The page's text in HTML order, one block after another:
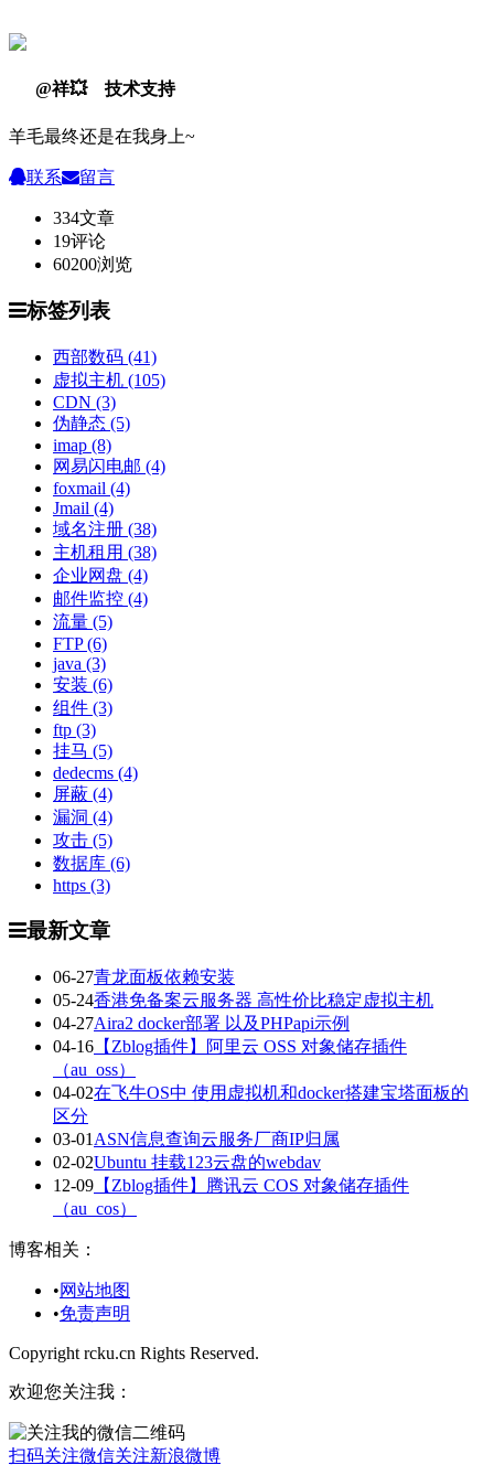
@祥💥 技术支持
羊毛最终还是在我身上~
联系 留言
334文章
19评论
60200浏览
标签列表
西部数码 (41)
虚拟主机 (105)
CDN (3)
伪静态 (5)
imap (8)
网易闪电邮 (4)
foxmail (4)
Jmail (4)
域名注册 (38)
主机租用 (38)
企业网盘 (4)
邮件监控 (4)
流量 (5)
FTP(6)
java (3)
安装 (6)
组件 (3)
ftp (3)
挂马 (5)
dedecms (4)
屏蔽 (4)
漏洞 (4)
攻击 (5)
数据库 (6)
https (3)
最新文章
06-27青龙面板依赖安装
05-24香港免备案云服务器 高性价比稳定虚拟主机
04-27Aira2 docker部署 以及PHPapi示例
04-16 【Zblog插件】阿里云 OSS 对象储存插件
（au_oss）
04-02在飞牛OS中 使用虚拟机和docker搭建宝塔面板的
区分
03-01 ASN信息查询云服务厂商IP归属
02-02Ubuntu 挂载123云盘的webdav
12-09 【Zblog插件】腾讯云 COS 对象储存插件
（au_cos）
博客相关：
•网站地图
•免责声明
Copyright rcku.cn Rights Reserved.
欢迎您关注我：
扫码关注微信关注新浪微博